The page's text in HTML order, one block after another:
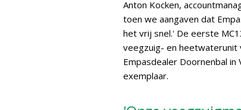
Anton Kocken,
toen we aangaven dat
het vrij snel.' De eerste
veegzuig- en heetwaterunit
Empasdealer Doornenbal
exemplaar.